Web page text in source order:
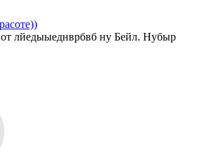
лйедыыеднврбвб ну Бейл. Нубыр